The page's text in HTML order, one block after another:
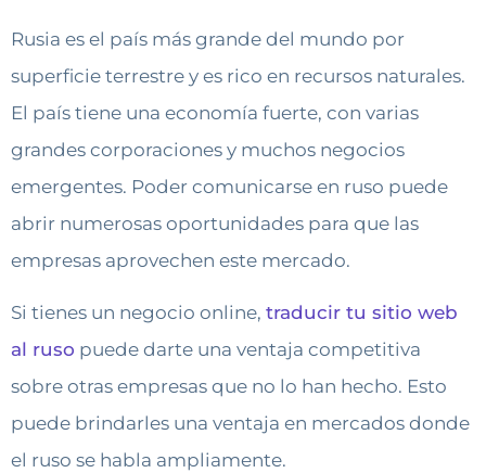
Rusia es el país más grande del mundo por
superficie terrestre y es rico en recursos naturales.
El país tiene una economía fuerte, con varias
grandes corporaciones y muchos negocios
emergentes. Poder comunicarse en ruso puede
abrir numerosas oportunidades para que las
empresas aprovechen este mercado.
Si tienes un negocio online, traducir tu sitio web
al ruso puede darte una ventaja competitiva
sobre otras empresas que no lo han hecho. Esto
puede brindarles una ventaja en mercados donde
el ruso se habla ampliamente.